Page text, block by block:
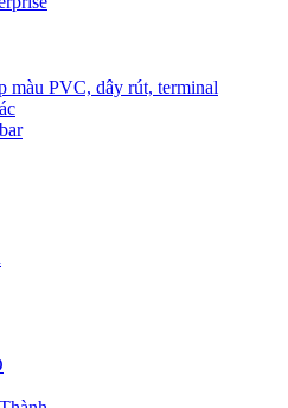
màu PVC, dây rút, terminal